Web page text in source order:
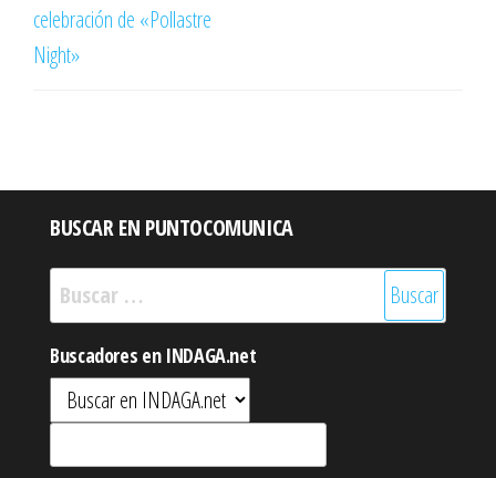
celebración de «Pollastre
Night»
BUSCAR EN PUNTOCOMUNICA
Buscar:
Buscadores en INDAGA.net